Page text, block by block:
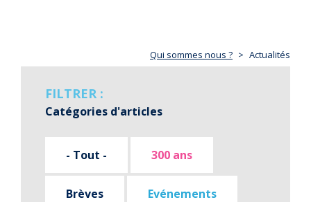
Qui sommes nous ? Actualités
FILTRER :
Catégories d'articles
- Tout - 300 ans
Brèves Evénements